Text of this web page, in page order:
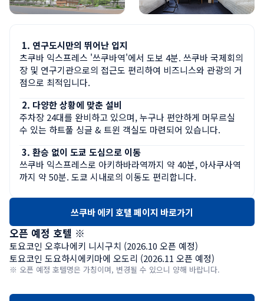
연구도시만의 뛰어난 입지
츠쿠바 익스프레스 '쓰쿠바역'에서 도보 4분. 쓰쿠바 국제회의
장 및 연구기관으로의 접근도 편리하여 비즈니스와 관광의 거
점으로 최적입니다.
다양한 상황에 맞춘 설비
주차장 24대를 완비하고 있으며, 누구나 편안하게 머무르실
수 있는 하트풀 싱글 & 트윈 객실도 마련되어 있습니다.
환승 없이 도쿄 도심으로 이동
쓰쿠바 익스프레스로 아키하바라역까지 약 40분, 아사쿠사역
까지 약 50분. 도쿄 시내로의 이동도 편리합니다.
쓰쿠바 에키 호텔 페이지 바로가기
오픈 예정 호텔 ※
토요코인 오후나에키 니시구치 (2026.10 오픈 예정)
토요코인 도요하시에키마에 오도리 (2026.11 오픈 예정)
※ 오픈 예정 호텔명은 가칭이며, 변경될 수 있으니 양해 바랍니다.